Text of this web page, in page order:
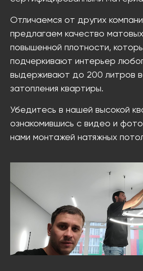
Отличаемся от других
предлагаем качество
повышенной плотности,
подчеркивают интерьер
выдерживают до 200 литров
затопления квартиры.
Убедитесь в нашей высокой
ознакомившись с видео и
нами монтажей натяжных